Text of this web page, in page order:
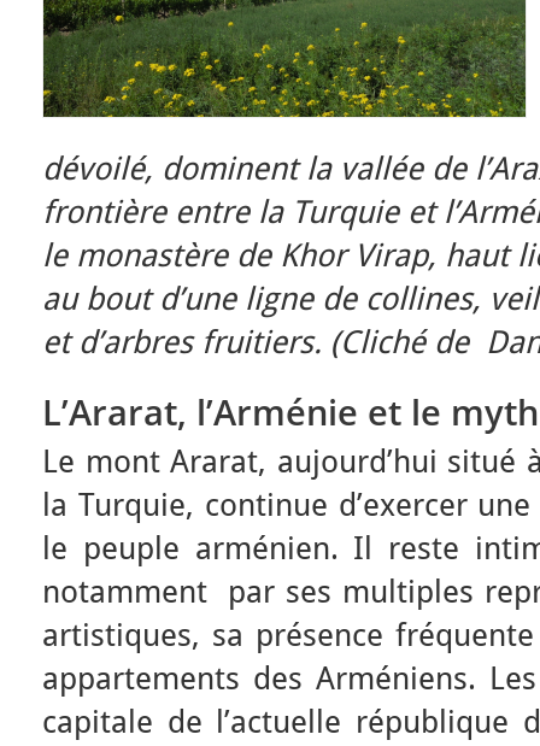
dévoilé, dominent la vallée de
frontière entre la Turquie et
le monastère de Khor Virap, haut
au bout d’une ligne de collines,
et d’arbres fruitiers. (Cliché de
L’Ararat, l’Arménie et le
Le mont Ararat, aujourd’hui situé
la Turquie, continue d’exercer
le peuple arménien. Il reste
notamment par ses multiples
artistiques, sa présence
appartements des Arméniens.
capitale de l’actuelle république